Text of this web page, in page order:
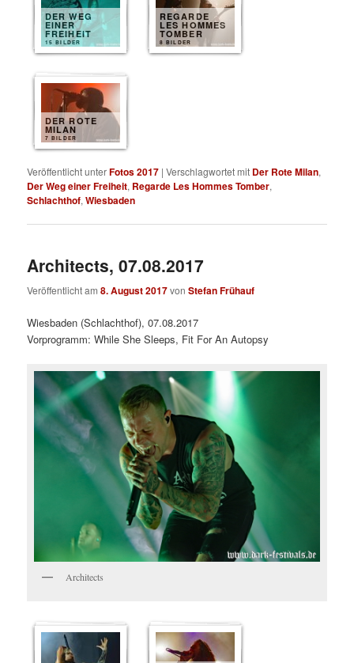
DER WEG
EINER
FREIHEIT
15 BILDER
REGARDE
LES HOMMES
TOMBER
8 BILDER
DER ROTE
MILAN
7 BILDER
Veröffentlicht unterFotos 2017 |Verschlagwortet mit Der Rote Milan,
Der Weg einer Freiheit, Regarde Les Hommes Tomber,
Schlachthof,Wiesbaden
Architects, 07.08.2017
Veröffentlicht am8. August 2017vonStefan Frühauf
Wiesbaden (Schlachthof), 07.08.2017
Vorprogramm: While She Sleeps, Fit For An Autopsy
Architects